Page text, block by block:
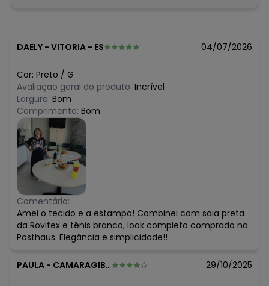
DAELY - VITORIA - ES 04/07/2026
Cor: Preto / G
Avaliação geral do produto: Incrível
Largura: Bom
Comprimento: Bom
Comentário:
Amei o tecido e a estampa! Combinei com saia preta
da Rovitex e tênis branco, look completo comprado na
Posthaus. Elegância e simplicidade!!
PAULA - CAMARAGIBE - PE 29/10/2025